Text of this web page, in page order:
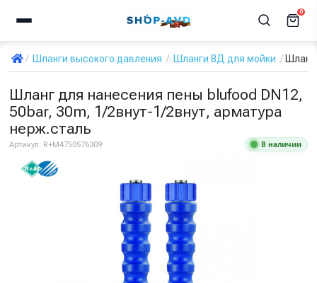
0
Шланги высокого давления Шланги ВД для мойки Шланг
Шланг для нанесения пены blufood DN12,
50bar, 30m, 1/2внут-1/2внут, арматура
нерж.сталь
Артикул: R+M4750576309 В наличии